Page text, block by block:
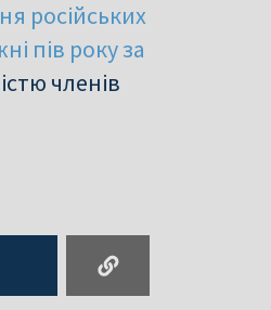
російських
пів року за
членів